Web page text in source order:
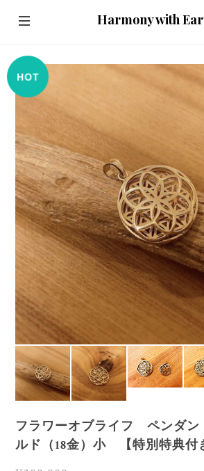
Harmony with
フラワーオブライフ ペンダ
ルド（18金）小 【特別特典付